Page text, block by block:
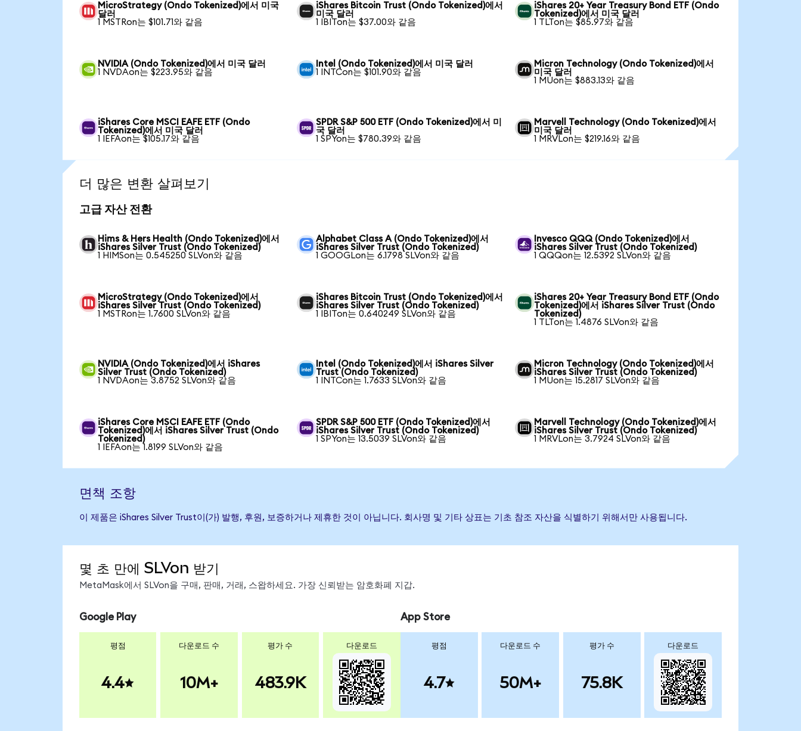
MicroStrategy (Ondo Tokenized)에서 미국
달러
1 MSTRon는 $101.71와 같음
iShares Bitcoin Trust (Ondo Tokenized)에서
미국 달러
1 IBITon는 $37.00와 같음
iShares 20+ Year Treasury Bond ETF (Ondo
Tokenized)에서 미국 달러
1 TLTon는 $85.97와 같음
NVIDIA (Ondo Tokenized)에서 미국 달러
1 NVDAon는 $223.95와 같음
Intel (Ondo Tokenized)에서 미국 달러
1 INTCon는 $101.90와 같음
Micron Technology (Ondo Tokenized)에서
미국 달러
1 MUon는 $883.13와 같음
iShares Core MSCI EAFE ETF (Ondo
Tokenized)에서 미국 달러
1 IEFAon는 $105.17와 같음
SPDR S&P 500 ETF (Ondo Tokenized)에서 미
국 달러
1 SPYon는 $780.39와 같음
Marvell Technology (Ondo Tokenized)에서
미국 달러
1 MRVLon는 $219.16와 같음
더 많은 변환 살펴보기
고급 자산 전환
Hims & Hers Health (Ondo Tokenized)에서
iShares Silver Trust (Ondo Tokenized)
1 HIMSon는 0.545250 SLVon와 같음
Alphabet Class A (Ondo Tokenized)에서
iShares Silver Trust (Ondo Tokenized)
1 GOOGLon는 6.1798 SLVon와 같음
Invesco QQQ (Ondo Tokenized)에서
iShares Silver Trust (Ondo Tokenized)
1 QQQon는 12.5392 SLVon와 같음
MicroStrategy (Ondo Tokenized)에서
iShares Silver Trust (Ondo Tokenized)
1 MSTRon는 1.7600 SLVon와 같음
iShares Bitcoin Trust (Ondo Tokenized)에서
iShares Silver Trust (Ondo Tokenized)
1 IBITon는 0.640249 SLVon와 같음
iShares 20+ Year Treasury Bond ETF (Ondo
Tokenized)에서 iShares Silver Trust (Ondo
Tokenized)
1 TLTon는 1.4876 SLVon와 같음
NVIDIA (Ondo Tokenized)에서 iShares
Silver Trust (Ondo Tokenized)
1 NVDAon는 3.8752 SLVon와 같음
Intel (Ondo Tokenized)에서 iShares Silver
Trust (Ondo Tokenized)
1 INTCon는 1.7633 SLVon와 같음
Micron Technology (Ondo Tokenized)에서
iShares Silver Trust (Ondo Tokenized)
1 MUon는 15.2817 SLVon와 같음
iShares Core MSCI EAFE ETF (Ondo
Tokenized)에서 iShares Silver Trust (Ondo
Tokenized)
1 IEFAon는 1.8199 SLVon와 같음
SPDR S&P 500 ETF (Ondo Tokenized)에서
iShares Silver Trust (Ondo Tokenized)
1 SPYon는 13.5039 SLVon와 같음
Marvell Technology (Ondo Tokenized)에서
iShares Silver Trust (Ondo Tokenized)
1 MRVLon는 3.7924 SLVon와 같음
면책 조항
이 제품은 iShares Silver Trust이(가) 발행, 후원, 보증하거나 제휴한 것이 아닙니다. 회사명 및 기타 상표는 기초 참조 자산을 식별하기 위해서만 사용됩니다.
몇 초 만에 SLVon 받기
MetaMask에서 SLVon을 구매, 판매, 거래, 스왑하세요. 가장 신뢰받는 암호화폐 지갑.
Google Play
평점
4.4
다운로드 수
10M+
평가 수
483.9K
다운로드
App Store
평점
4.7
다운로드 수
50M+
평가 수
75.8K
다운로드